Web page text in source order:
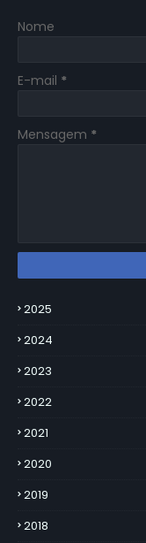
Nome
E-mail *
Mensagem *
2025
2024
2023
2022
2021
2020
2019
2018